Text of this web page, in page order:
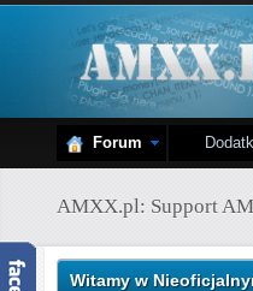
Forum
AMXX.pl: Support
Witamy w